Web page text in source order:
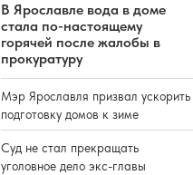
В Ярославле вода в доме
стала по-настоящему
горячей после жалобы в
прокуратуру
Мэр Ярославля призвал ускорить
подготовку домов к зиме
Суд не стал прекращать
уголовное дело экс-главы